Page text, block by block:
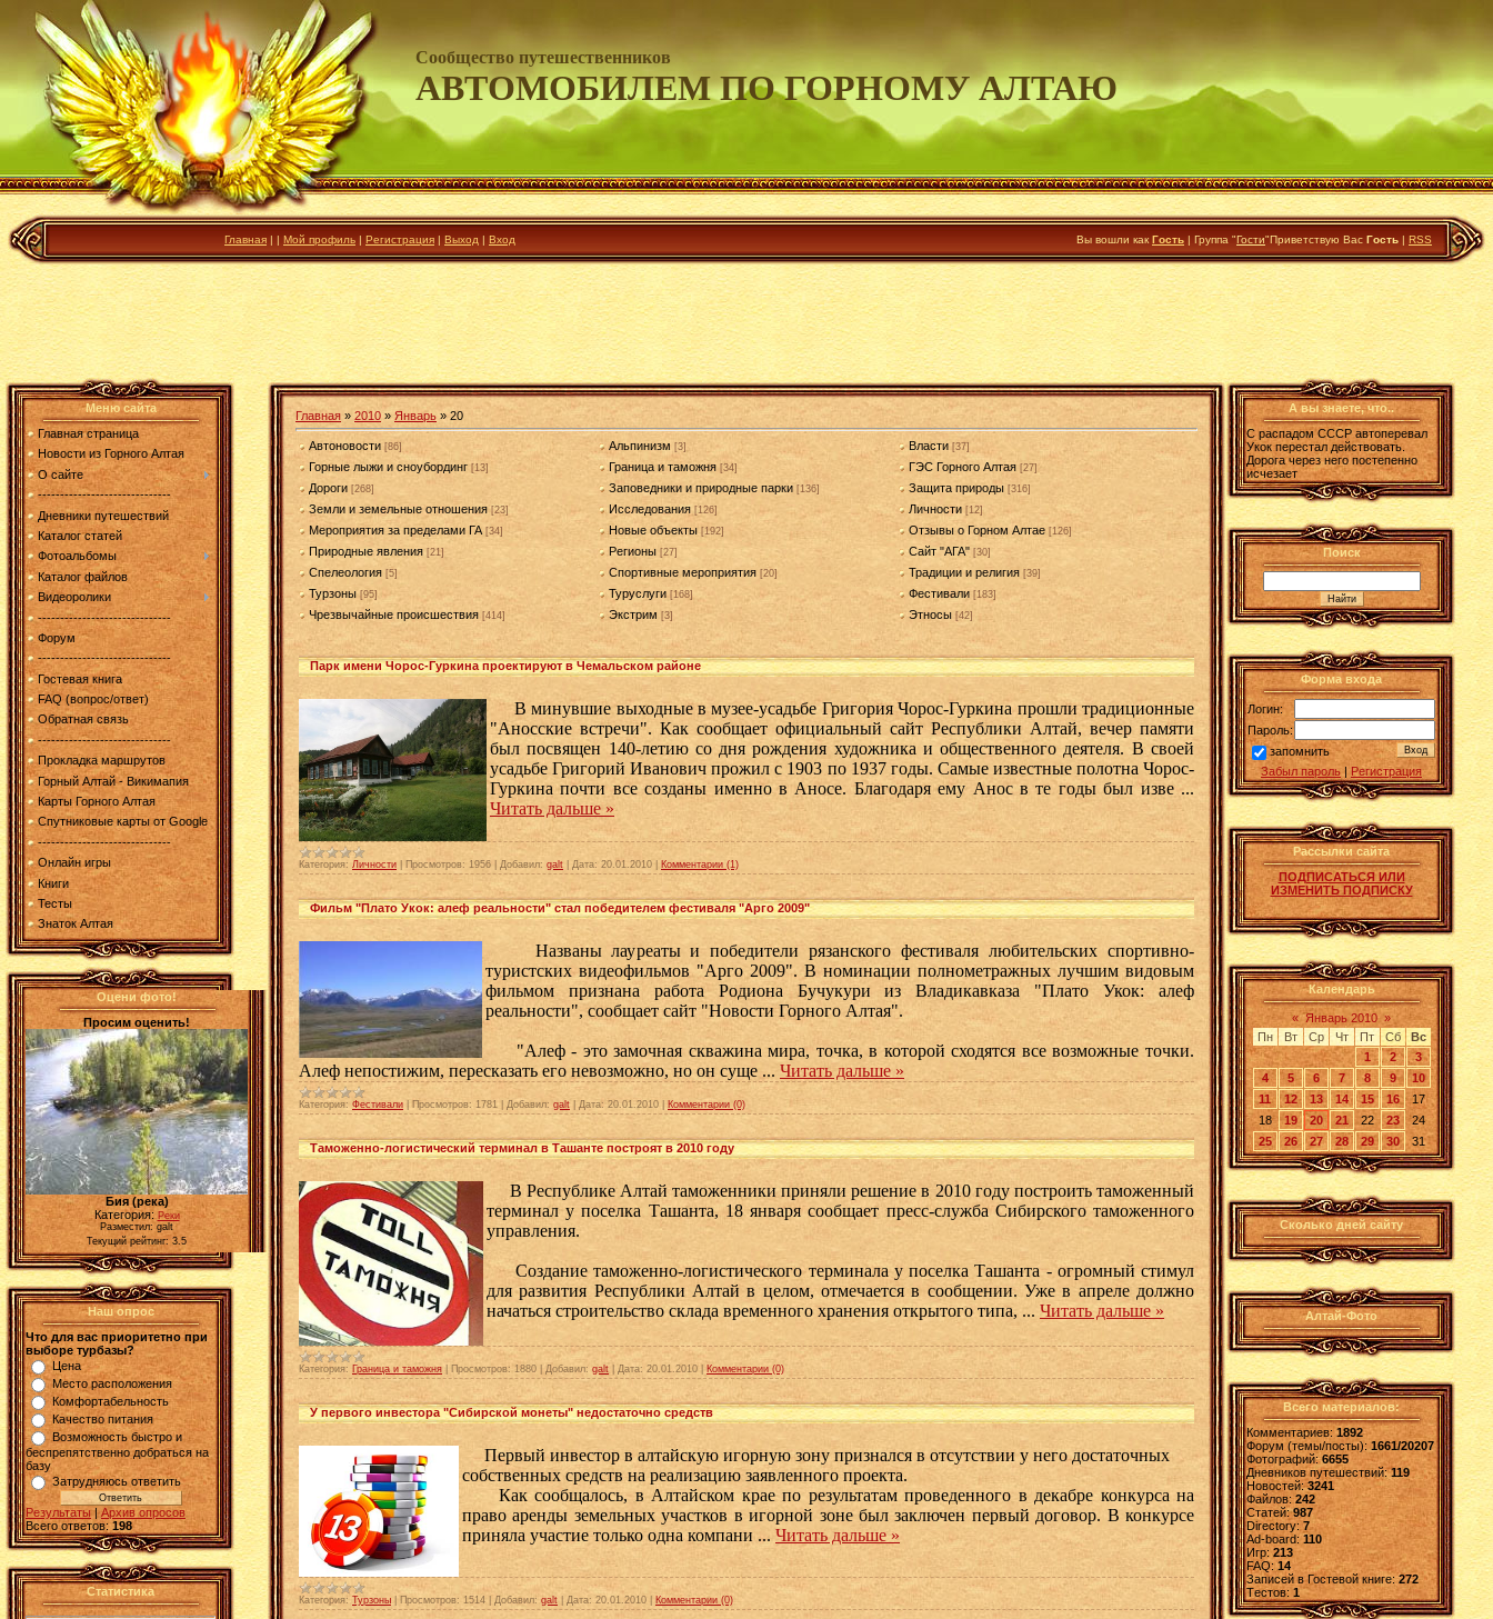
Сообщество путешественников
АВТОМОБИЛЕМ ПО ГОРНОМУ АЛТАЮ
Главная | | Мой профиль | Регистрация | Выход | Вход Вы вошли как Гость | Группа "Гости"Приветствую Вас Гость | RSS
Меню сайта
Главная страница
Новости из Горного Алтая
О сайте
------------------------------
Дневники путешествий
Каталог статей
Фотоальбомы
Каталог файлов
Видеоролики
------------------------------
Форум
------------------------------
Гостевая книга
FAQ (вопрос/ответ)
Обратная связь
------------------------------
Прокладка маршрутов
Горный Алтай - Викимапия
Карты Горного Алтая
Спутниковые карты от Google
------------------------------
Онлайн игры
Книги
Тесты
Знаток Алтая
Оцени фото!
Просим оценить!
Бия (река)
Категория: Реки
Разместил: galt
Текущий рейтинг: 3.5
Наш опрос
Что для вас приоритетно при
выборе турбазы?
Цена
Место расположения
Комфортабельность
Качество питания
Возможность быстро и
беспрепятственно добраться на
базу
Затрудняюсь ответить
Результаты |Архив опросов
Всего ответов: 198
Статистика
Главная » 2010 » Январь » 20
Автоновости [86] Альпинизм [3] Власти [37]
Горные лыжи и сноубординг [13] Граница и таможня [34] ГЭС Горного Алтая [27]
Дороги [268] Заповедники и природные парки [136] Защита природы [316]
Земли и земельные отношения [23] Исследования [126] Личности [12]
Мероприятия за пределами ГА [34] Новые объекты [192] Отзывы о Горном Алтае [126]
Природные явления [21] Регионы [27] Сайт "АГА" [30]
Спелеология [5] Спортивные мероприятия [20] Традиции и религия [39]
Турзоны [95] Туруслуги [168] Фестивали [183]
Чрезвычайные происшествия [414] Экстрим [3] Этносы [42]
Парк имени Чорос-Гуркина проектируют в Чемальском районе
В минувшие выходные в музее-усадьбе Григория Чорос-Гуркина прошли традиционные
"Аносские встречи". Как сообщает официальный сайт Республики Алтай, вечер памяти
был посвящен 140-летию со дня рождения художника и общественного деятеля. В своей
усадьбе Григорий Иванович прожил с 1903 по 1937 годы. Самые известные полотна Чорос-
Гуркина почти все созданы именно в Аносе. Благодаря ему Анос в те годы был изве...
Читать дальше »
Категория: Личности Просмотров: 1956 Добавил: galt Дата: 20.01.2010 Комментарии (1)
Фильм "Плато Укок: алеф реальности" стал победителем фестиваля "Арго 2009"
Названы лауреаты и победители рязанского фестиваля любительских спортивно-
туристских видеофильмов "Арго 2009". В номинации полнометражных лучшим видовым
фильмом признана работа Родиона Бучукури из Владикавказа "Плато Укок: алеф
реальности", сообщает сайт "Новости Горного Алтая".
"Алеф - это замочная скважина мира, точка, в которой сходятся все возможные точки.
Алеф непостижим, пересказать его невозможно, но он суще ... Читать дальше »
Категория: Фестивали Просмотров: 1781 Добавил: galt Дата: 20.01.2010 Комментарии (0)
Таможенно-логистический терминал в Ташанте построят в 2010 году
В Республике Алтай таможенники приняли решение в 2010 году построить таможенный
терминал у поселка Ташанта, 18 января сообщает пресс-служба Сибирского таможенного
управления.
Создание таможенно-логистического терминала у поселка Ташанта - огромный стимул
для развития Республики Алтай в целом, отмечается в сообщении. Уже в апреле должно
начаться строительство склада временного хранения открытого типа, ... Читать дальше »
Категория: Граница и таможня Просмотров: 1880 Добавил: galt Дата: 20.01.2010 Комментарии (0)
У первого инвестора "Сибирской монеты" недостаточно средств
Первый инвестор в алтайскую игорную зону признался в отсутствии у него достаточных
собственных средств на реализацию заявленного проекта.
Как сообщалось, в Алтайском крае по результатам проведенного в декабре конкурса на
право аренды земельных участков в игорной зоне был заключен первый договор. В конкурсе
приняла участие только одна компани ... Читать дальше »
Категория: Турзоны Просмотров: 1514 Добавил: galt Дата: 20.01.2010 Комментарии (0)
А вы знаете, что..
С распадом СССР автоперевал
Укок перестал действовать.
Дорога через него постепенно
исчезает
Поиск
Форма входа
Логин:
Пароль:
запомнить
Забыл пароль | Регистрация
Рассылки сайта
ПОДПИСАТЬСЯ ИЛИ
ИЗМЕНИТЬ ПОДПИСКУ
Календарь
« Январь 2010 »
Пн
Вт Ср Чт Пт Сб
Вс
1
2
3
4
5 6 7 8 9
10
11
12 13 14 15 16
17
18
19 20 21 22 23
24
25
26 27 28 29 30 31
Сколько дней сайту
Алтай-Фото
Всего материалов:
Комментариев: 1892
Форум (темы/посты):1661/20207
Фотографий:6655
Дневников путешествий:119
Новостей:3241
Файлов: 242
Статей:987
Directory: 7
Ad-board:110
Игр: 213
FAQ:14
Записей в Гостевой книге:272
Tестов: 1